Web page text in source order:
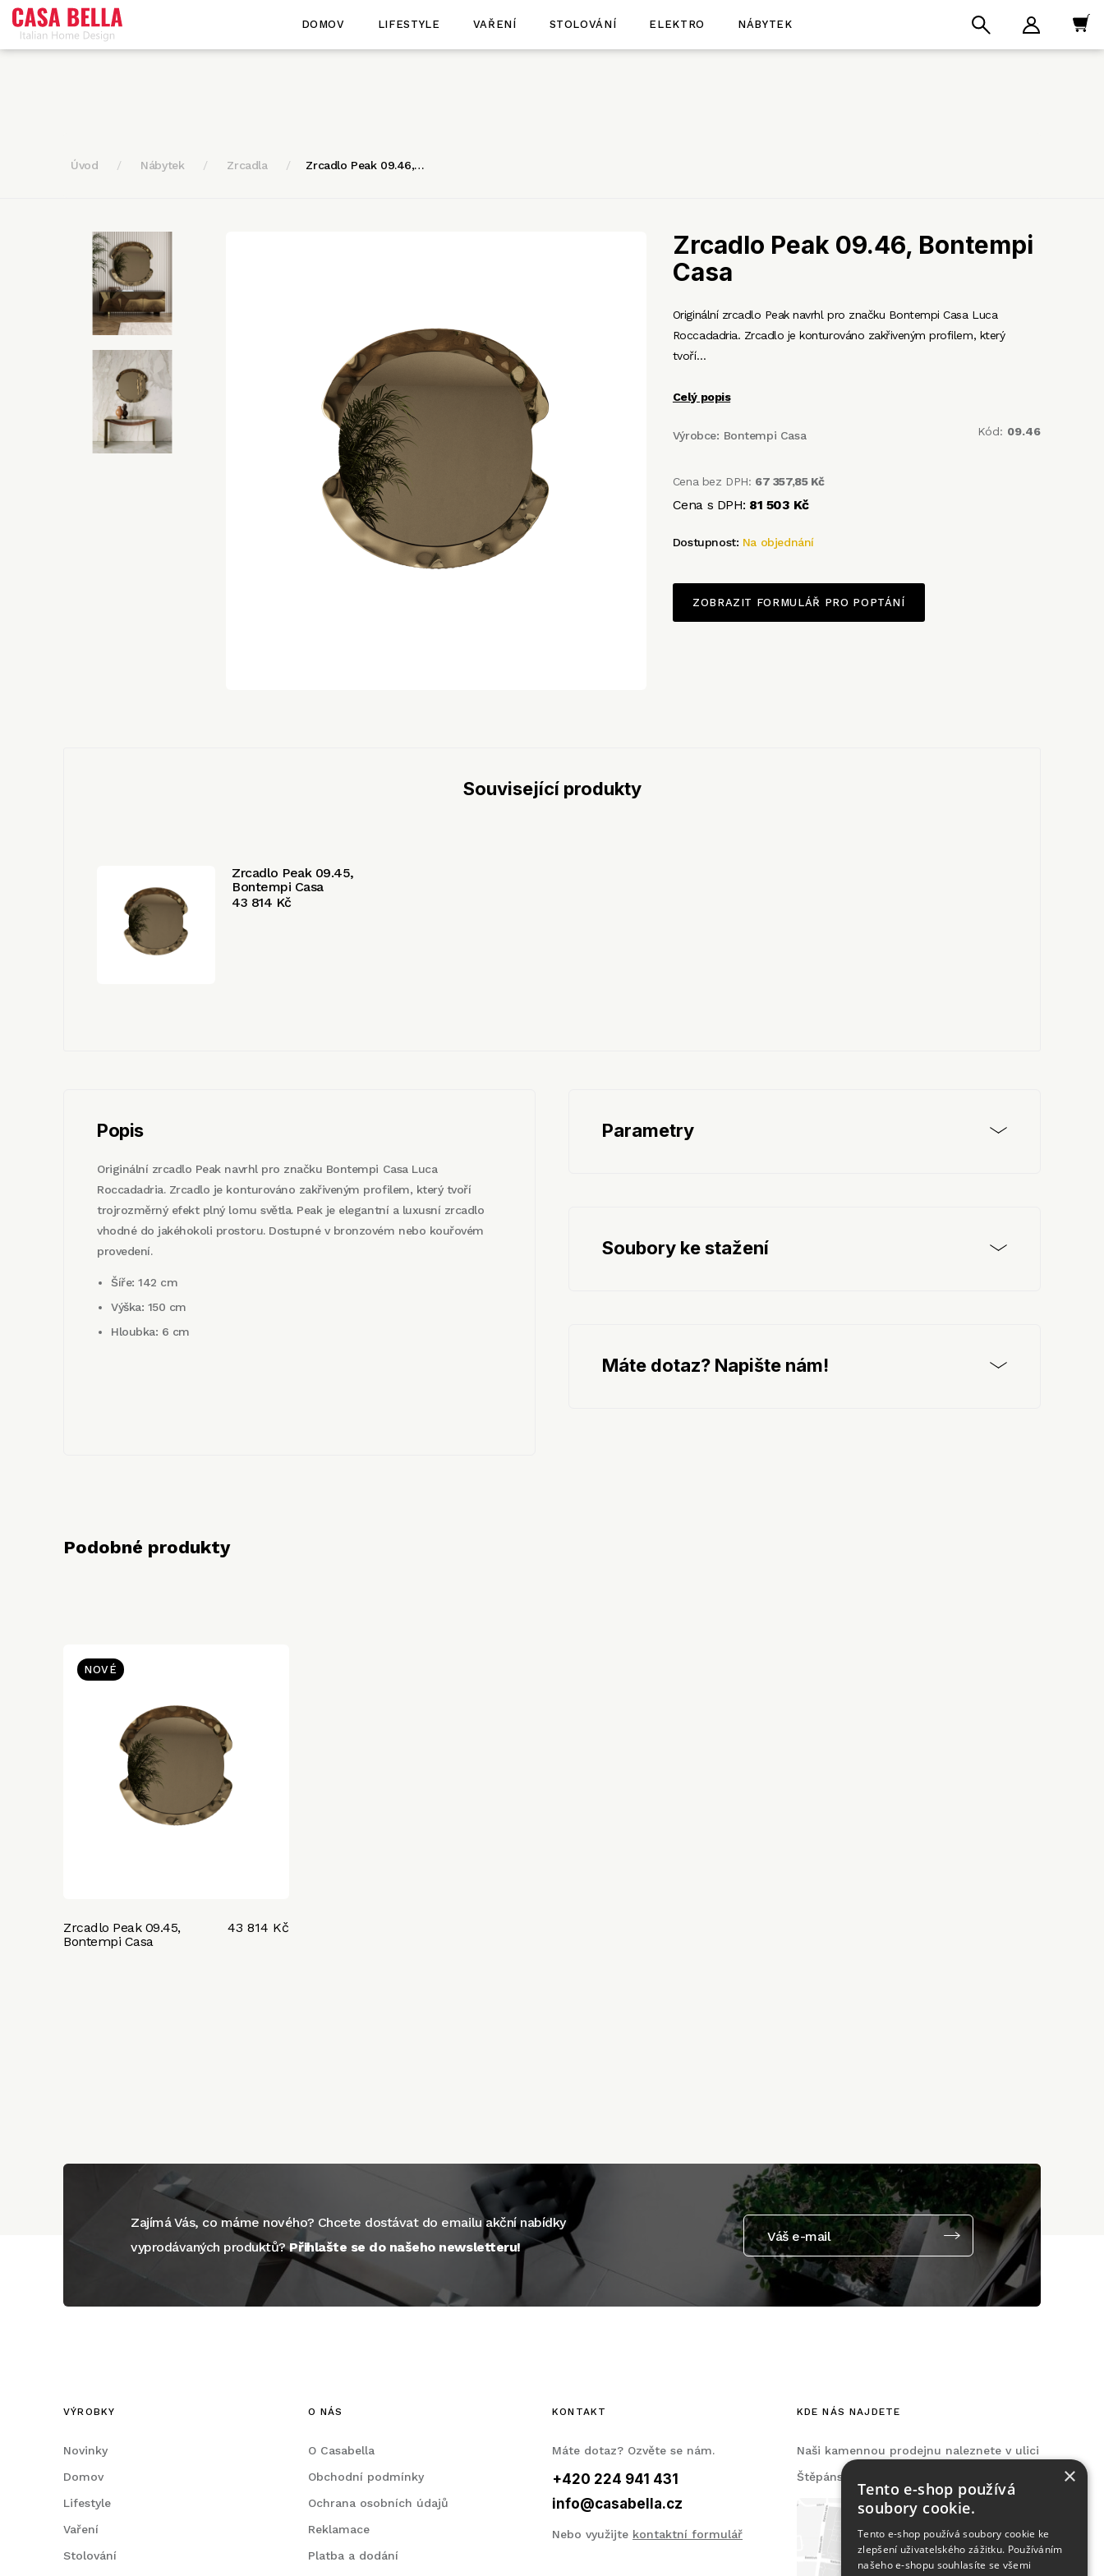
DOMOV LIFESTYLE VAŘENÍ STOLOVÁNÍ ELEKTRO NÁBYTEK
Úvod Nábytek Zrcadla Zrcadlo Peak 09.46,…
Zrcadlo Peak 09.46, Bontempi
Casa
Originální zrcadlo Peak navrhl pro značku Bontempi Casa Luca
Roccadadria. Zrcadlo je konturováno zakřiveným profilem, který
tvoří…
Celý popis
Výrobce: Bontempi Casa Kód: 09.46
Cena bez DPH: 67 357,85 Kč
Cena s DPH: 81 503 Kč
Dostupnost: Na objednání
ZOBRAZIT FORMULÁŘ PRO POPTÁNÍ
Související produkty
Zrcadlo Peak 09.45,
Bontempi Casa
43 814 Kč
Popis
Originální zrcadlo Peak navrhl pro značku Bontempi Casa Luca
Roccadadria. Zrcadlo je konturováno zakřiveným profilem, který tvoří
trojrozměrný efekt plný lomu světla. Peak je elegantní a luxusní zrcadlo
vhodné do jakéhokoli prostoru. Dostupné v bronzovém nebo kouřovém
provedení.
Šíře: 142 cm
Výška: 150 cm
Hloubka: 6 cm
Parametry
Soubory ke stažení
Máte dotaz? Napište nám!
Podobné produkty
NOVÉ
Zrcadlo Peak 09.45,
Bontempi Casa
43 814 Kč
Zajímá Vás, co máme nového? Chcete dostávat do emailu akční nabídky
vyprodávaných produktů?Přihlašte se do našeho newsletteru!
Váš e-mail
VÝROBKY
Novinky
Domov
Lifestyle
Vaření
Stolování
O NÁS
O Casabella
Obchodní podmínky
Ochrana osobních údajů
Reklamace
Platba a dodání
KONTAKT
Máte dotaz? Ozvěte se nám.
+420 224 941 431
info@casabella.cz
Nebo využijte kontaktní formulář
KDE NÁS NAJDETE
Naši kamennou prodejnu naleznete v ulici
Štěpánská, na Praze 2.
×
Tento e-shop používá
soubory cookie.
Tento e-shop používá soubory cookie ke
zlepšení uživatelského zážitku. Používáním
našeho e-shopu souhlasíte se všemi